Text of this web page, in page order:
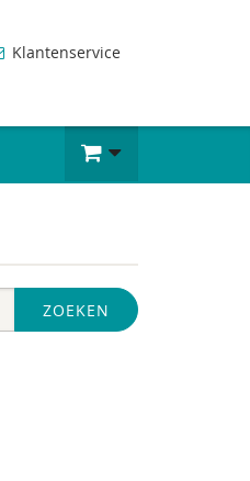
Klantenservice
ZOEKEN